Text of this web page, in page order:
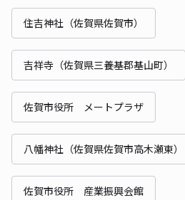
住吉神社（佐賀県佐賀市）
吉祥寺（佐賀県三養基郡基山町）
佐賀市役所 メートプラザ
八幡神社（佐賀県佐賀市高木瀬東）
佐賀市役所 産業振興会館